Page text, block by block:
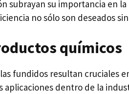
subrayan su importancia en
no sólo son deseados
químicos
fundidos resultan cruciales
aplicaciones dentro de la